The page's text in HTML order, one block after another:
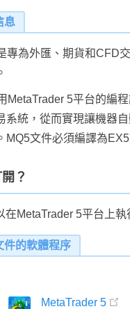
息
專為外匯、期貨和CFD
MetaTrader 5平台的編
系統，從而實現讓機器
MQ5文件必須編譯為
？
在MetaTrader 5平台上執
件的軟體程序
MetaTrader 5